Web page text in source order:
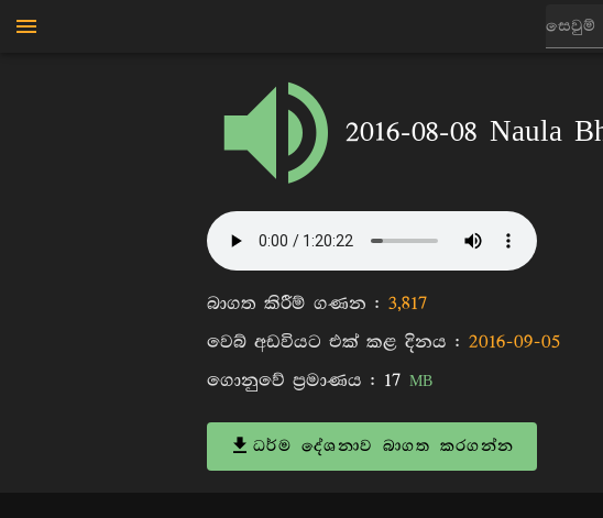
2016-08-08 Naula
බාගත කිරීම් ගණන : 3,817
වෙබ් අඩවියට එක් කළ දිනය : 2016-09-05
ගොනුවේ ප්‍රමාණය : 17 MB
ධර්ම දේශනාව බාගත කරගන්න